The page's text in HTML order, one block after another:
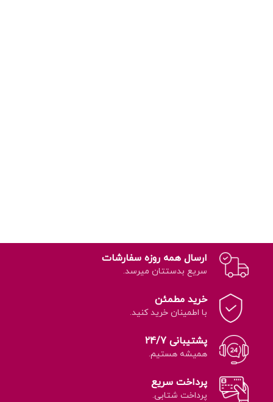
ارسال همه روزه سفارشات
سریع بدستتان میرسد.
خرید مطمئن
با اطمینان خرید کنید.
پشتیبانی 24/7
همیشه هستیم.
پرداخت سریع
پرداخت شتابی.